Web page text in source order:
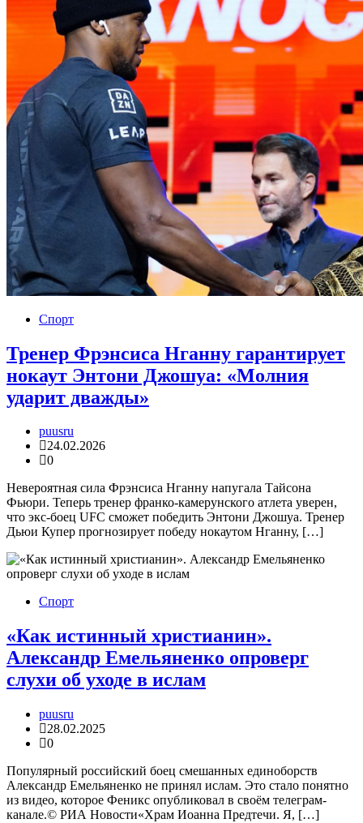
Спорт
Тренер Фрэнсиса Нганну гарантирует
нокаут Энтони Джошуа: «Молния
ударит дважды»
puusru
24.02.2026
0
Невероятная сила Фрэнсиса Нганну напугала Тайсона
Фьюри. Теперь тренер франко-камерунского атлета уверен,
что экс-боец UFC сможет победить Энтони Джошуа. Тренер
Дьюи Купер прогнозирует победу нокаутом Нганну, […]
Спорт
«Как истинный христианин».
Александр Емельяненко опроверг
слухи об уходе в ислам
puusru
28.02.2025
0
Популярный российский боец смешанных единоборств
Александр Емельяненко не принял ислам. Это стало понятно
из видео, которое Феникс опубликовал в своём телеграм-
канале.© РИА Новости«Храм Иоанна Предтечи. Я, […]